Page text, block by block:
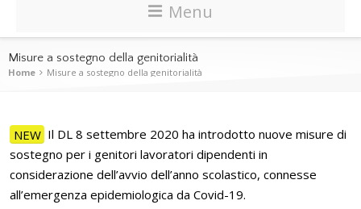
Menu
Misure a sostegno della genitorialità
Home Misure a sostegno della genitorialità
NEW Il DL 8 settembre 2020 ha introdotto nuove misure di
sostegno per i genitori lavoratori dipendenti in
considerazione dell’avvio dell’anno scolastico, connesse
all’emergenza epidemiologica da Covid-19.